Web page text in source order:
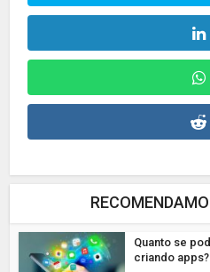
Quanto se
criando apps?